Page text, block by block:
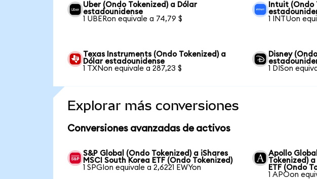
Uber (Ondo Tokenized) a Dólar
estadounidense
1 UBERon equivale a 74,79 $
Intuit (Ondo
1 INTUon
Texas Instruments (Ondo Tokenized) a
Dólar estadounidense
1 TXNon equivale a 287,23 $
Disney
1 DISon
Explorar más conversiones
Conversiones avanzadas de activos
S&P Global (Ondo Tokenized) a iShares
MSCI South Korea ETF (Ondo Tokenized)
1 SPGIon equivale a 2,6221 EWYon
Apollo
Tokenized)
ETF (Ondo
1 APOon